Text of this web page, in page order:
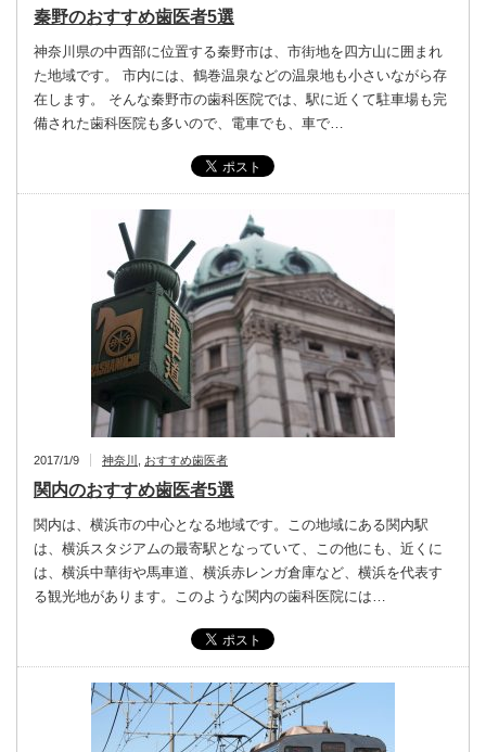
秦野のおすすめ歯医者5選
神奈川県の中西部に位置する秦野市は、市街地を四方山に囲まれ
た地域です。 市内には、鶴巻温泉などの温泉地も小さいながら存
在します。 そんな秦野市の歯科医院では、駅に近くて駐車場も完
備された歯科医院も多いので、電車でも、車で…
2017/1/9 神奈川 おすすめ歯医者
関内のおすすめ歯医者5選
関内は、横浜市の中心となる地域です。この地域にある関内駅
は、横浜スタジアムの最寄駅となっていて、この他にも、近くに
は、横浜中華街や馬車道、横浜赤レンガ倉庫など、横浜を代表す
る観光地があります。このような関内の歯科医院には…